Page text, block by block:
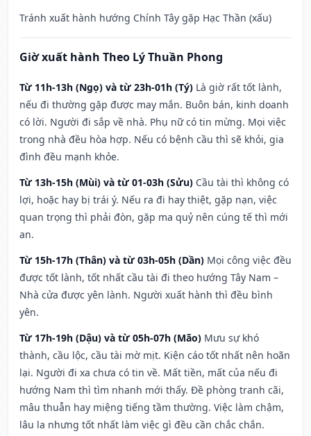
Tránh xuất hành hướng Chính Tây gặp Hạc Thần (xấu)
Giờ xuất hành Theo Lý Thuần Phong
Từ 11h-13h (Ngọ) và từ 23h-01h (Tý) Là giờ rất tốt lành,
nếu đi thường gặp được may mắn. Buôn bán, kinh doanh
có lời. Người đi sắp về nhà. Phụ nữ có tin mừng. Mọi việc
trong nhà đều hòa hợp. Nếu có bệnh cầu thì sẽ khỏi, gia
đình đều mạnh khỏe.
Từ 13h-15h (Mùi) và từ 01-03h (Sửu) Cầu tài thì không có
lợi, hoặc hay bị trái ý. Nếu ra đi hay thiệt, gặp nạn, việc
quan trọng thì phải đòn, gặp ma quỷ nên cúng tế thì mới
an.
Từ 15h-17h (Thân) và từ 03h-05h (Dần) Mọi công việc đều
được tốt lành, tốt nhất cầu tài đi theo hướng Tây Nam –
Nhà cửa được yên lành. Người xuất hành thì đều bình
yên.
Từ 17h-19h (Dậu) và từ 05h-07h (Mão) Mưu sự khó
thành, cầu lộc, cầu tài mờ mịt. Kiện cáo tốt nhất nên hoãn
lại. Người đi xa chưa có tin về. Mất tiền, mất của nếu đi
hướng Nam thì tìm nhanh mới thấy. Đề phòng tranh cãi,
mâu thuẫn hay miệng tiếng tầm thường. Việc làm chậm,
lâu la nhưng tốt nhất làm việc gì đều cần chắc chắn.